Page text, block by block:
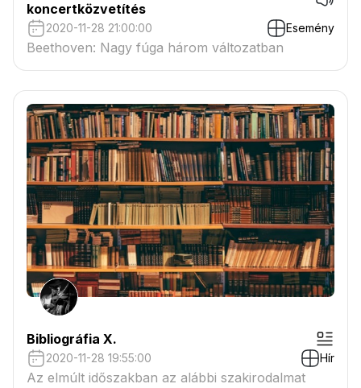
koncertközvetítés
2020-11-28 21:00:00 Esemény
Beethoven: Nagy fúga három változatban
Bibliográfia X.
2020-11-28 19:55:00 Hír
Az elmúlt időszakban az alábbi szakirodalmat